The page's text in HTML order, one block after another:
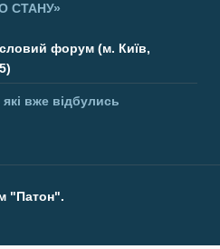
СТАНУ»
форум (м. Київ,
вже відбулись
"Патон".